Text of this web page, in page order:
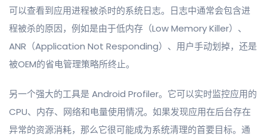
可以查看到应用进程被杀时的系统日志。日志中通常会包含进
程被杀的原因，例如是由于低内存（Low Memory Killer）、
ANR（Application Not Responding）、用户手动划掉，还是
被OEM的省电管理策略所终止。
另一个强大的工具是 Android Profiler。它可以实时监控应用的
CPU、内存、网络和电量使用情况。如果发现应用在后台存在
异常的资源消耗，那么它很可能成为系统清理的首要目标。通